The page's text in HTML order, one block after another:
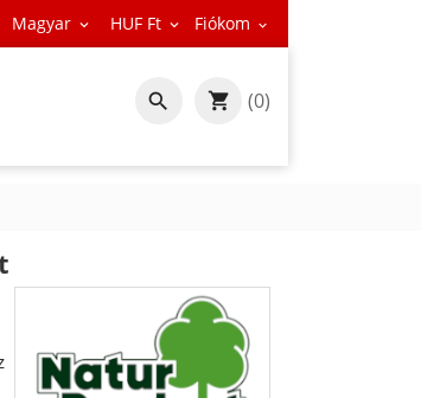
Magyar  HUF Ft  Fiókom 
 (0)